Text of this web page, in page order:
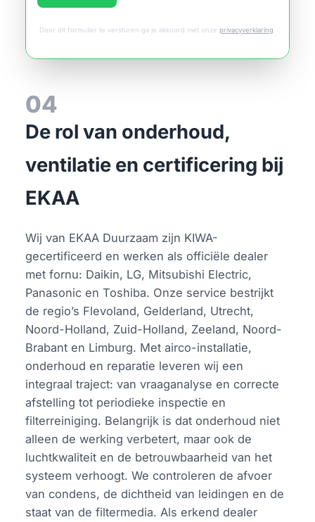
Door dit formulier te versturen ga je akkoord met onze privacyverklaring.
04
De rol van onderhoud,
ventilatie en certificering bij
EKAA
Wij van EKAA Duurzaam zijn KIWA-
gecertificeerd en werken als officiële dealer
met fornu: Daikin, LG, Mitsubishi Electric,
Panasonic en Toshiba. Onze service bestrijkt
de regio’s Flevoland, Gelderland, Utrecht,
Noord-Holland, Zuid-Holland, Zeeland, Noord-
Brabant en Limburg. Met airco-installatie,
onderhoud en reparatie leveren wij een
integraal traject: van vraaganalyse en correcte
afstelling tot periodieke inspectie en
filterreiniging. Belangrijk is dat onderhoud niet
alleen de werking verbetert, maar ook de
luchtkwaliteit en de betrouwbaarheid van het
systeem verhoogt. We controleren de afvoer
van condens, de dichtheid van leidingen en de
staat van de filtermedia. Als erkend dealer